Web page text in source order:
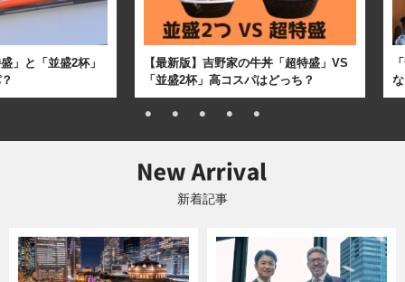
」と「並盛2杯」
【最新版】吉野家の牛丼「超特盛」VS
「並盛2杯」高コスパはどっち？
新着記事